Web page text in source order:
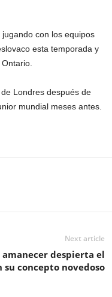
con los equipos
esta temporada y
Londres después de
mundial meses antes.
Next article
amanecer despierta el
su concepto novedoso